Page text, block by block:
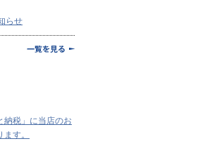
らせ
納税」に当店のお
す。